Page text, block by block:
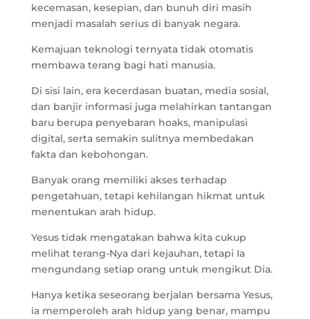
kecemasan, kesepian, dan bunuh diri masih
menjadi masalah serius di banyak negara.
Kemajuan teknologi ternyata tidak otomatis
membawa terang bagi hati manusia.
Di sisi lain, era kecerdasan buatan, media sosial,
dan banjir informasi juga melahirkan tantangan
baru berupa penyebaran hoaks, manipulasi
digital, serta semakin sulitnya membedakan
fakta dan kebohongan.
Banyak orang memiliki akses terhadap
pengetahuan, tetapi kehilangan hikmat untuk
menentukan arah hidup.
Yesus tidak mengatakan bahwa kita cukup
melihat terang-Nya dari kejauhan, tetapi Ia
mengundang setiap orang untuk mengikut Dia.
Hanya ketika seseorang berjalan bersama Yesus,
ia memperoleh arah hidup yang benar, mampu